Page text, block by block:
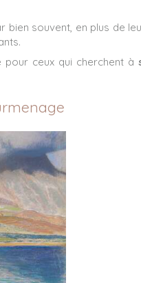
souvent, en plus de
ceux qui cherchent à